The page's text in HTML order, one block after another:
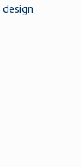
design